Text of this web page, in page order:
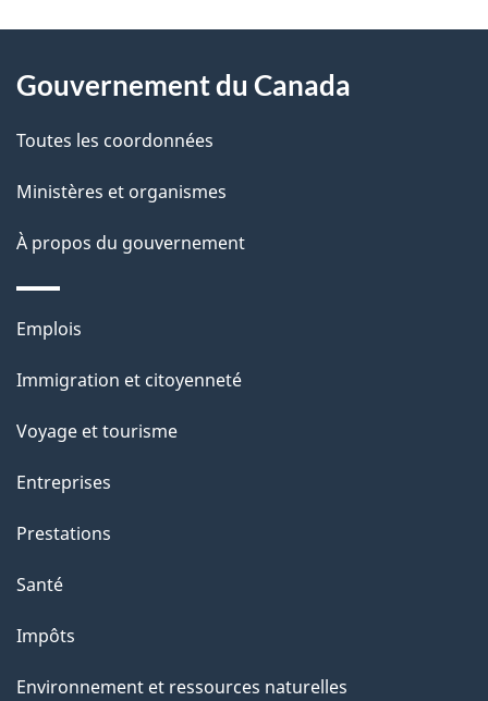
l
s
l
a
p
g
e
o
t
e
r
é
t
r
a
c
i
o
s
u
c
e
propos
de
ce
site
Gouvernement du Canada
Toutes les coordonnées
Ministères et organismes
À propos du gouvernement
Thèmes
sujets
Emplois
Immigration et citoyenneté
Voyage et tourisme
Entreprises
Prestations
Santé
Impôts
Environnement et ressources naturelles